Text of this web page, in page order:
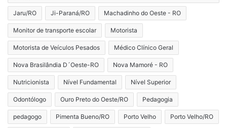
Jaru/RO Ji-Paraná/RO Machadinho do Oeste - RO
Monitor de transporte escolar Motorista
Motorista de Veículos Pesados Médico Clínico Geral
Nova Brasilândia D´Oeste-RO Nova Mamoré - RO
Nutricionista Nível Fundamental Nível Superior
Odontólogo Ouro Preto do Oeste/RO Pedagogia
pedagogo Pimenta Bueno/RO Porto Velho Porto Velho/RO